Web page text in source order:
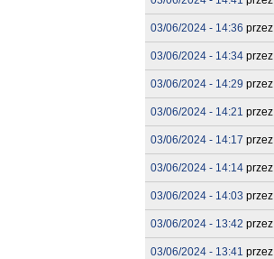
03/06/2024 - 14:36 przez
03/06/2024 - 14:34przez
03/06/2024 - 14:29 przez
03/06/2024 - 14:21 przez
03/06/2024 - 14:17 przez
03/06/2024 - 14:14przez
03/06/2024 - 14:03 przez
03/06/2024 - 13:42 przez
03/06/2024 - 13:41 przez